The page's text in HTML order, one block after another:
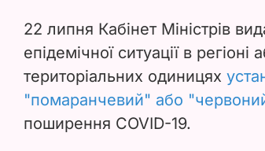
22 липня Кабінет Міністрів
епідемічної ситуації в
територіальних одиницях
"помаранчевий" або
поширення COVID-19.